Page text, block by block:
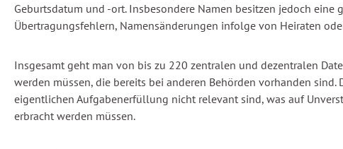
Geburtsdatum und -ort. Insbesondere Namen besitzen jedoch
Übertragungsfehlern, Namensänderungen infolge von Heiraten
Insgesamt geht man von bis zu 220 zentralen und dezentralen
werden müssen, die bereits bei anderen Behörden vorhanden
eigentlichen Aufgabenerfüllung nicht relevant sind, was auf
erbracht werden müssen.